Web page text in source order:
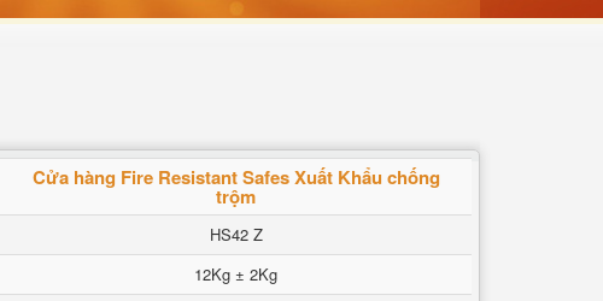
Cửa hàng Fire Resistant Safes Xuất Khẩu chống
trộm
HS42 Z
12Kg ± 2Kg